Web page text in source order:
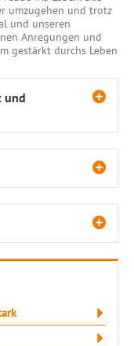
umzugehen und trotz
und unseren
Anregungen und
gestärkt durchs Leben
und